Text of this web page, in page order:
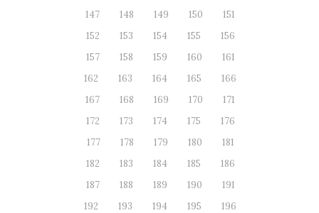
147
148 149 150
151
152
153 154 155
156
157
158 159 160
161
162
163 164 165
166
167
168 169 170
171
172
173 174 175
176
177
178 179 180
181
182
183 184 185
186
187
188 189 190
191
192
193 194 195
196